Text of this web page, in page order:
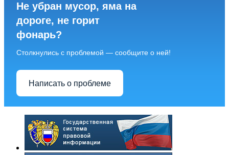
Не убран мусор, яма на
дороге, не горит
фонарь?
Столкнулись с проблемой — сообщите о ней!
Написать о проблеме